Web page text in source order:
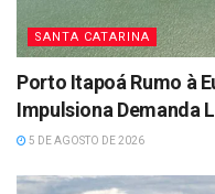
SANTA CATARINA
Porto Itapoá Rumo à
Impulsiona Demanda
5 DE AGOSTO DE 2026